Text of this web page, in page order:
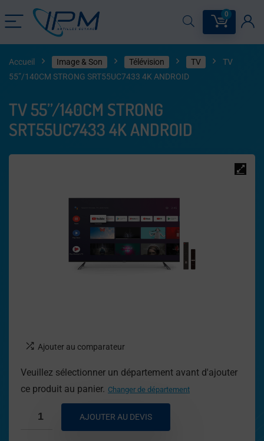
0
Accueil Image & Son Télévision TV
TV
55”/140CM STRONG SRT55UC7433 4K ANDROID
TV 55”/140CM STRONG
SRT55UC7433 4K ANDROID
Ajouter au comparateur
Veuillez sélectionner un département avant d'ajouter
ce produit au panier. Changer de département
AJOUTER AU DEVIS